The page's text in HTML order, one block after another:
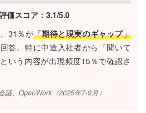
価スコア：3.1/5.0
31％が「期待と現実のギャップ」
答。特に中途入社者から「聞いて
いう内容が出現頻度15％で確認さ
議、OpenWork（2025年7-9月）